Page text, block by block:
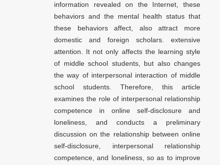
information revealed on the Internet, these
behaviors and the mental health status that
these behaviors affect, also attract more
domestic and foreign scholars. extensive
attention. It not only affects the learning style
of middle school students, but also changes
the way of interpersonal interaction of middle
school students. Therefore, this article
examines the role of interpersonal relationship
competence in online self-disclosure and
loneliness, and conducts a preliminary
discussion on the relationship between online
self-disclosure, interpersonal relationship
competence, and loneliness, so as to improve